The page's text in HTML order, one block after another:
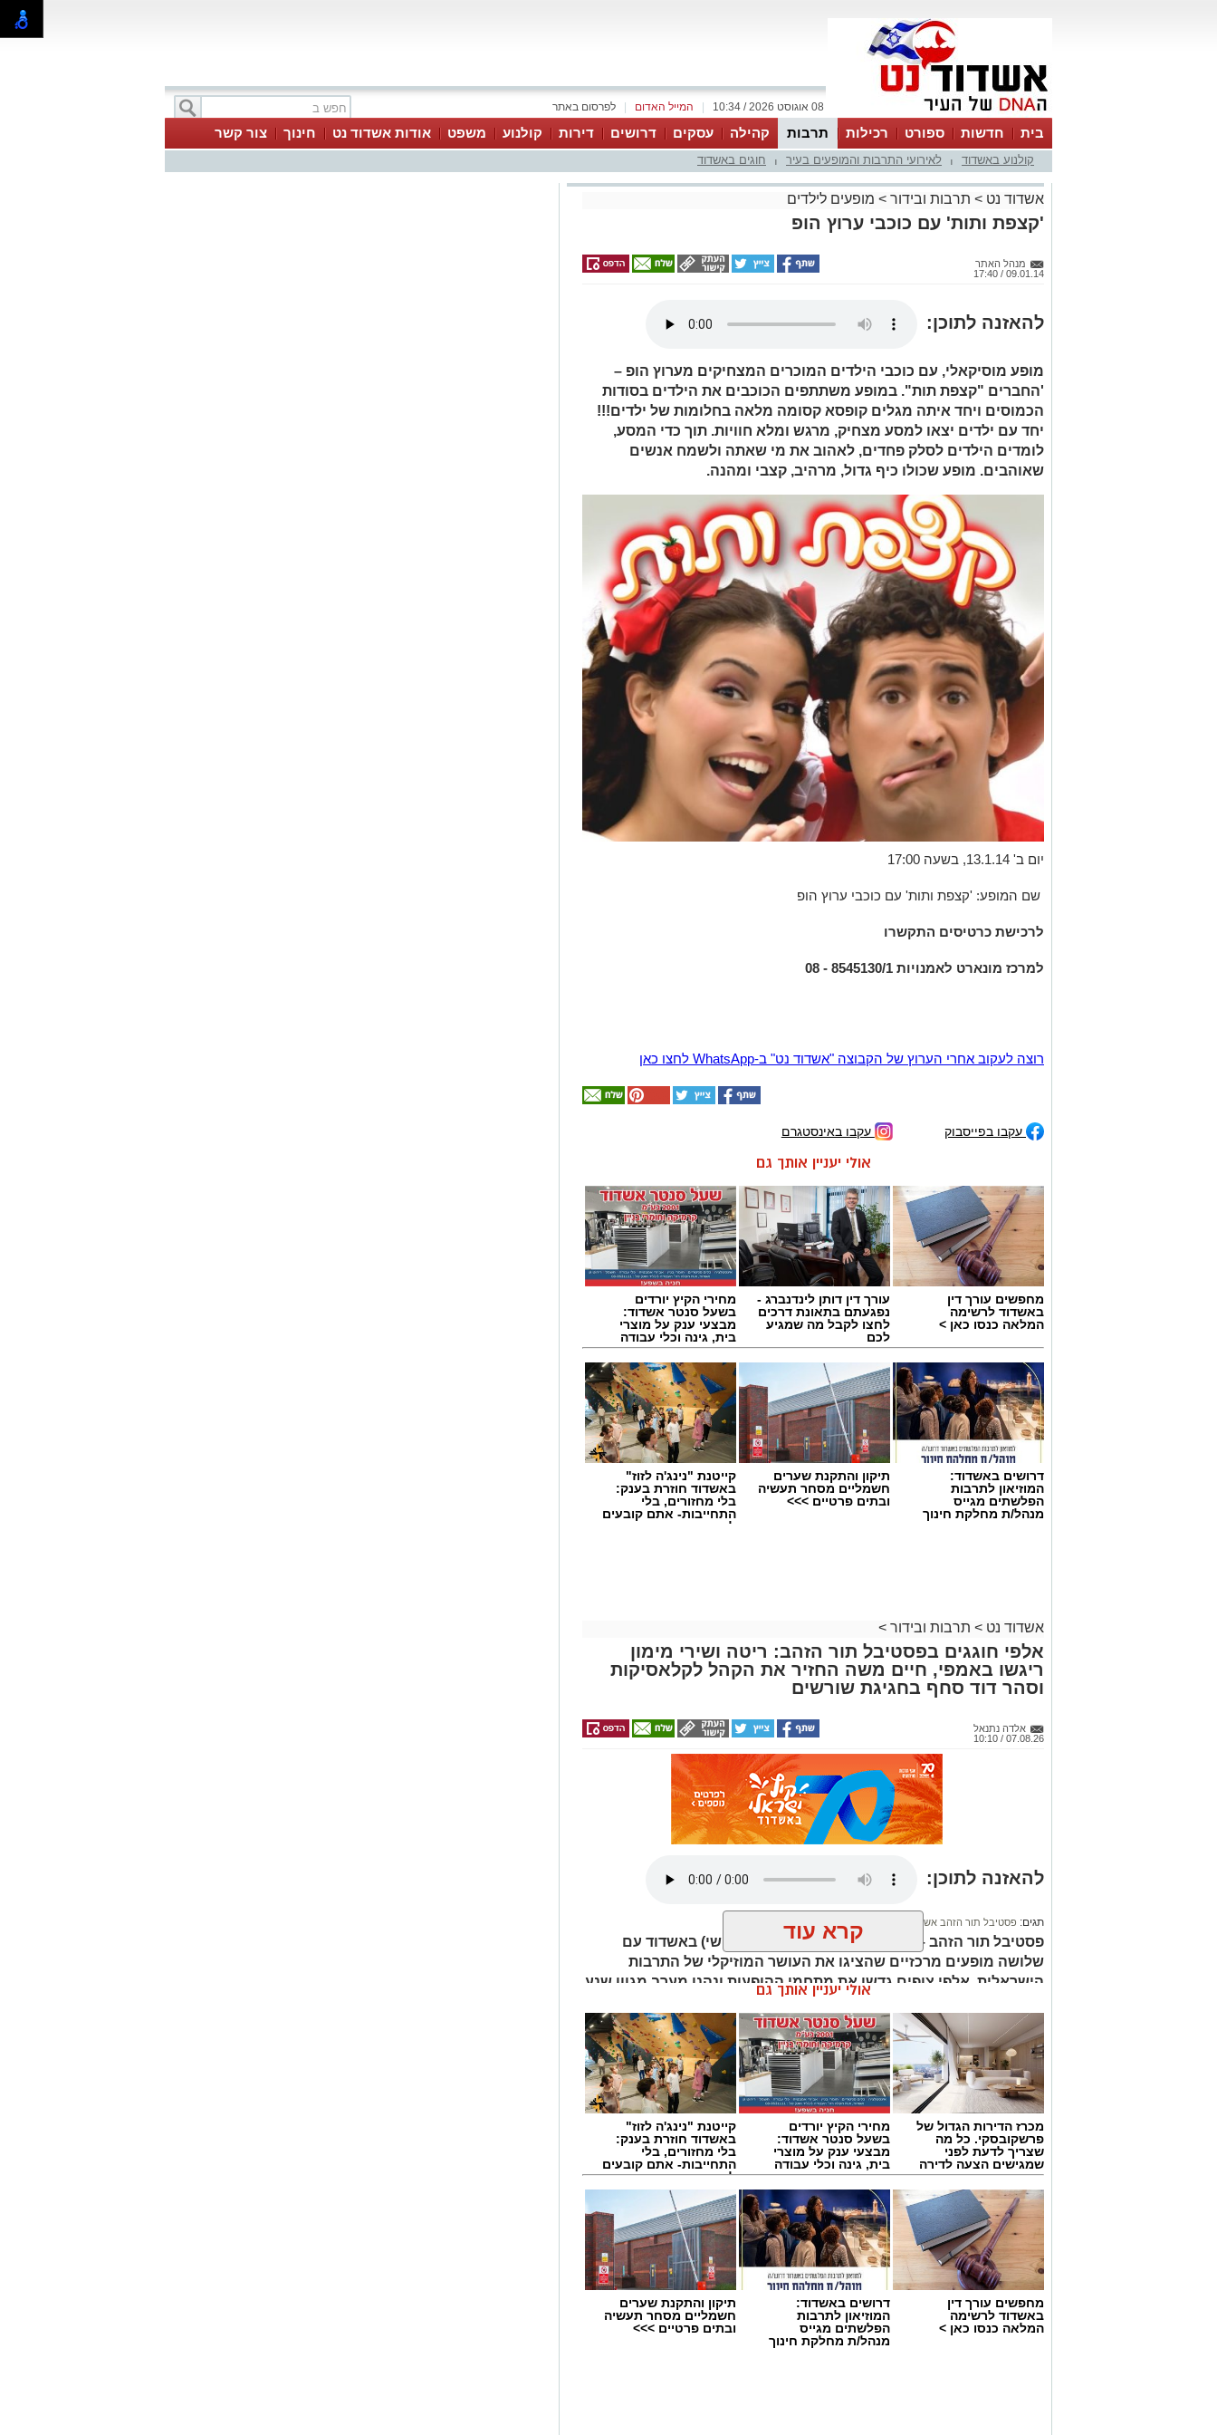
לפרסום באתר המייל האדום 08 אוגוסט 2026 / 10:34
בית חדשות ספורט רכילות תרבות קהילה עסקים דרושים דירות קולנוע משפט אודות אשדוד נט חינוך צור קשר
קולנוע באשדוד לאירועי התרבות והמופעים בעיר חוגים באשדוד
אשדוד נט > תרבות ובידור > מופעים לילדים
'קצפת ותות' עם כוכבי ערוץ הופ
מנהל האתר
09.01.14 / 17:40
להאזנה לתוכן:
מופע מוסיקאלי, עם כוכבי הילדים המוכרים המצחיקים מערוץ הופ –
'החברים "קצפת תות". במופע משתתפים הכוכבים את הילדים בסודות
הכמוסים ויחד איתה מגלים קופסא קסומה מלאה בחלומות של ילדים!!!
יחד עם ילדים יצאו למסע מצחיק, מרגש ומלא חוויות. תוך כדי המסע,
לומדים הילדים לסלק פחדים, לאהוב את מי שאתה ולשמח אנשים
שאוהבים. מופע שכולו כיף גדול, מרהיב, קצבי ומהנה.
יום ב' 13.1.14, בשעה 17:00
שם המופע: 'קצפת ותות' עם כוכבי ערוץ הופ
לרכישת כרטיסים התקשרו
למרכז מונארט לאמנויות 8545130/1 - 08
רוצה לעקוב אחרי הערוץ של הקבוצה "אשדוד נט" ב-WhatsApp לחצו כאן
עקבו בפייסבוק עקבו באינסטגרם
אולי יעניין אותך גם
מחפשים עורך דין
באשדוד לרשימה
המלאה כנסו כאן >
עורך דין דותן לינדנברג -
נפגעתם בתאונת דרכים
לחצו לקבל מה שמגיע
לכם
מחירי הקיץ יורדים
בשעל סנטר אשדוד:
מבצעי ענק על מוצרי
בית, גינה וכלי עבודה
דרושים באשדוד:
המוזיאון לתרבות
הפלשתים מגייס
מנהל/ת מחלקת חינוך
תיקון והתקנת שערים
חשמליים מסחר תעשיה
ובתים פרטיים >>>
קייטנת "נינג'ה לזוז"
באשדוד חוזרת בענק:
בלי מחזורים, בלי
התחייבות- אתם קובעים
לכמה ואיזה ימים
אשדוד נט > תרבות ובידור >
אלפי חוגגים בפסטיבל תור הזהב: ריטה ושירי מימון
ריגשו באמפי, חיים משה החזיר את הקהל לקלאסיקות
וסהר דוד סחף בחגיגת שורשים
אלדה נתנאל
07.08.26 / 10:10
להאזנה לתוכן:
תגים: פסטיבל תור הזהב אשדוד
פסטיבל תור הזהב – תוצרת הארץ נמשך אמש (חמישי) באשדוד עם
שלושה מופעים מרכזיים שהציגו את העושר המוזיקלי של התרבות
הישראלית. אלפי צופים גדשו את מתחמי ההופעות ונהנו מערב מגוון שנע
בין הבלדות הגדולות של המוזיקה הישראלית, דרך חאפלה ים תיכונית ועד
למפגש מסקרן בין מסורות מוזיקליות מתימן ומרוקו.
קרא עוד
אולי יעניין אותך גם
מכרז הדירות הגדול של
פרשקובסקי. כל מה
שצריך לדעת לפני
שמגישים הצעה לדירה
באשדוד
מחירי הקיץ יורדים
בשעל סנטר אשדוד:
מבצעי ענק על מוצרי
בית, גינה וכלי עבודה
קייטנת "נינג'ה לזוז"
באשדוד חוזרת בענק:
בלי מחזורים, בלי
התחייבות- אתם קובעים
לכמה ואיזה ימים
להירשם!
מחפשים עורך דין
באשדוד לרשימה
המלאה כנסו כאן >
דרושים באשדוד:
המוזיאון לתרבות
הפלשתים מגייס
מנהל/ת מחלקת חינוך
תיקון והתקנת שערים
חשמליים מסחר תעשיה
ובתים פרטיים >>>